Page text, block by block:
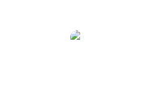
요. 미용실의 배경이 숲이
하는 모습이 인상적이에요. 또한